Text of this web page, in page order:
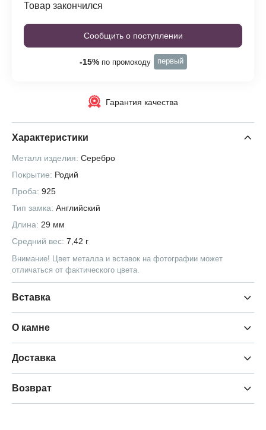
Товар закончился
Сообщить о поступлении
-15%по промокоду первый
Гарантия качества
Характеристики
Металл изделия: Серебро
Покрытие: Родий
Проба: 925
Тип замка: Английский
Длина: 29 мм
Средний вес: 7,42 г
Внимание! Цвет металла и вставок на фотографии может
отличаться от фактического цвета.
Вставка
О камне
Доставка
Возврат